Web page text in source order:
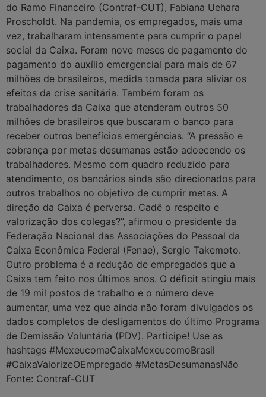
do Ramo Financeiro (Contraf-CUT), Fabiana Uehara
Proscholdt. Na pandemia, os empregados, mais uma
vez, trabalharam intensamente para cumprir o papel
social da Caixa. Foram nove meses de pagamento do
pagamento do auxílio emergencial para mais de 67
milhões de brasileiros, medida tomada para aliviar os
efeitos da crise sanitária. Também foram os
trabalhadores da Caixa que atenderam outros 50
milhões de brasileiros que buscaram o banco para
receber outros benefícios emergências. “A pressão e
cobrança por metas desumanas estão adoecendo os
trabalhadores. Mesmo com quadro reduzido para
atendimento, os bancários ainda são direcionados para
outros trabalhos no objetivo de cumprir metas. A
direção da Caixa é perversa. Cadê o respeito e
valorização dos colegas?”, afirmou o presidente da
Federação Nacional das Associações do Pessoal da
Caixa Econômica Federal (Fenae), Sergio Takemoto.
Outro problema é a redução de empregados que a
Caixa tem feito nos últimos anos. O déficit atingiu mais
de 19 mil postos de trabalho e o número deve
aumentar, uma vez que ainda não foram divulgados os
dados completos de desligamentos do último Programa
de Demissão Voluntária (PDV). Participe! Use as
hashtags #MexeucomaCaixaMexeucomoBrasil
#CaixaValorizeOEmpregado #MetasDesumanasNão
Fonte: Contraf-CUT